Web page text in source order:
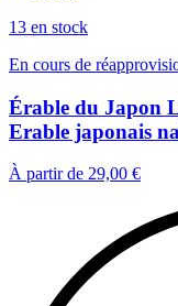
13 en stock
En cours de
Érable du Japon
Erable japonais
À partir de 29,00 €